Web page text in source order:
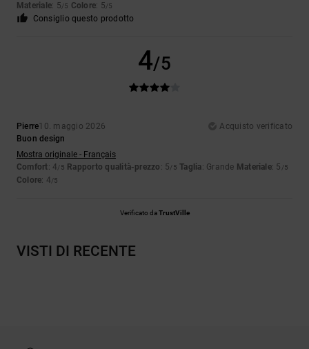
Materiale: 5/5 Colore: 5/5
Consiglio questo prodotto
4/5
Pierre10. maggio 2026
Acquisto verificato
Buon design
Mostra originale - Français
Comfort: 4/5 Rapporto qualità-prezzo : 5/5 Taglia: Grande Materiale: 5 /5
Colore: 4/5
Verificato daTrustVille
VISTI DI RECENTE